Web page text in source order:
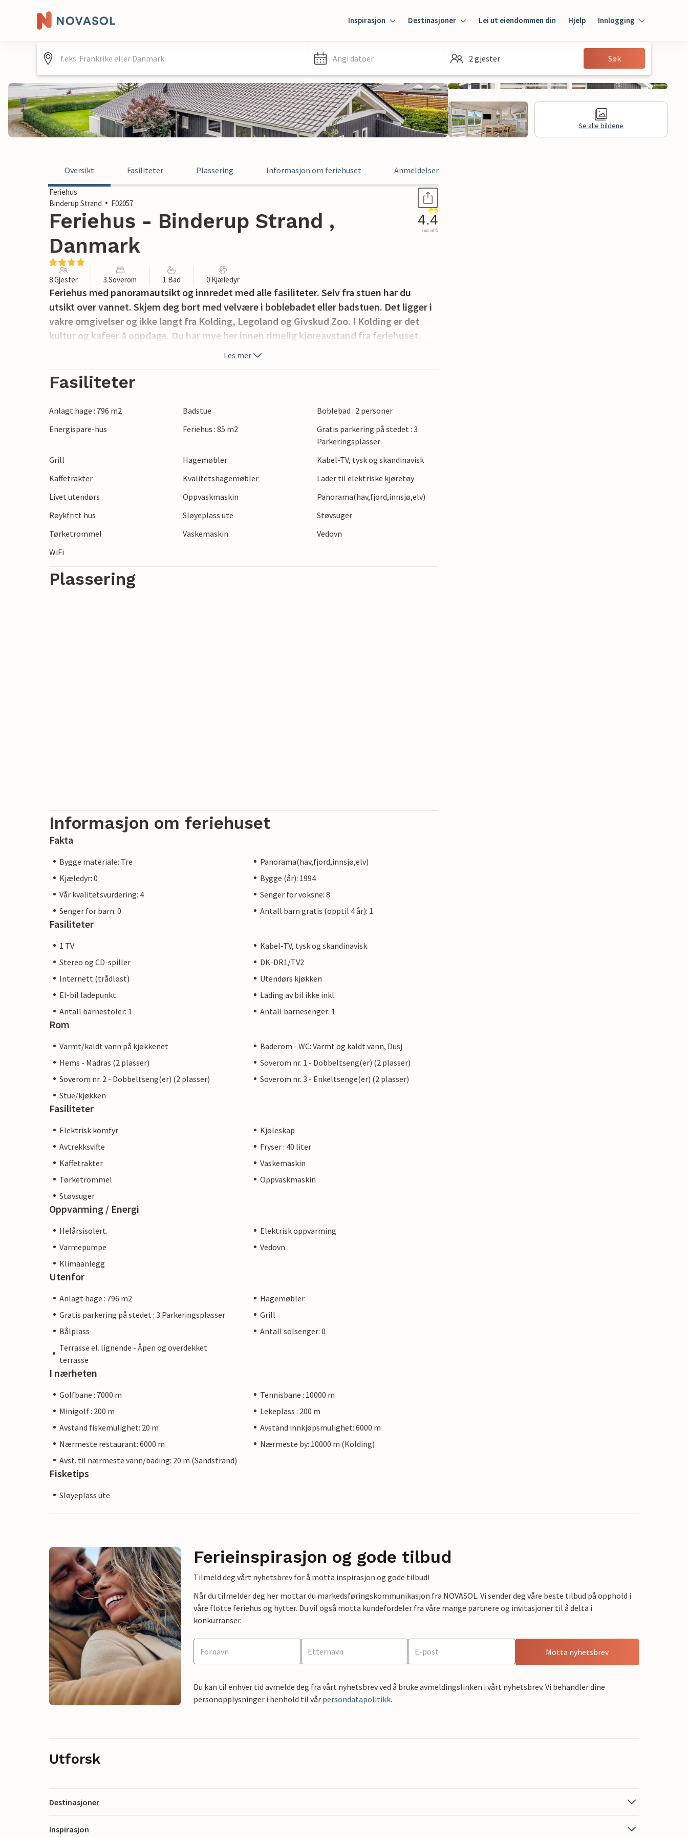
Inspirasjon Destinasjoner Lei ut eiendommen din Hjelp Innlogging
Innlogging
Gjest
Angi datoer 2 gjester Søk
Se alle bildene
Oversikt Fasiliteter Plassering Informasjon om feriehuset Anmeldelser
Feriehus
Binderup Strand
F02057
Feriehus - Binderup Strand ,
Danmark
4.4
out of 5
8 Gjester 3 Soverom 1 Bad 0 Kjæledyr
Feriehus med panoramautsikt og innredet med alle fasiliteter. Selv fra stuen har du
utsikt over vannet. Skjem deg bort med velvære i boblebadet eller badstuen. Det ligger i
vakre omgivelser og ikke langt fra Kolding, Legoland og Givskud Zoo. I Kolding er det
kultur og kafeer å oppdage. Du har mye her innen rimelig kjøreavstand fra feriehuset.
Les mer
Fasiliteter
Anlagt hage : 796 m2 Badstue
Boblebad : 2 personer
Energispare-hus
Feriehus : 85 m2
Gratis parkering på stedet : 3
Parkeringsplasser
Grill
Hagemøbler
Kabel-TV, tysk og skandinavisk
Kaffetrakter
Kvalitetshagemøbler
Lader til elektriske kjøretøy
Livet utendørs
Oppvaskmaskin
Panorama(hav,fjord,innsjø,elv)
Røykfritt hus
Sløyeplass ute
Støvsuger
Tørketrommel
Vaskemaskin
Vedovn
WiFi
Plassering
Informasjon om feriehuset
Fakta
Bygge materiale: Tre
Panorama(hav,fjord,innsjø,elv)
Kjæledyr: 0
Bygge (år): 1994
Vår kvalitetsvurdering: 4
Senger for voksne: 8
Senger for barn: 0
Antall barn gratis (opptil 4 år): 1
Fasiliteter
1 TV
Kabel-TV, tysk og skandinavisk
Stereo og CD-spiller
DK-DR1/TV2
Internett (trådløst)
Utendørs kjøkken
El-bil ladepunkt
Lading av bil ikke inkl.
Antall barnestoler: 1
Antall barnesenger: 1
Rom
Varmt/kaldt vann på kjøkkenet
Baderom - WC: Varmt og kaldt vann, Dusj
Hems - Madras (2 plasser)
Soverom nr. 1 - Dobbeltseng(er) (2 plasser)
Soverom nr. 2 - Dobbeltseng(er) (2 plasser)
Soverom nr. 3 - Enkeltsenge(er) (2 plasser)
Stue/kjøkken
Fasiliteter
Elektrisk komfyr
Kjøleskap
Avtrekksvifte
Fryser : 40 liter
Kaffetrakter
Vaskemaskin
Tørketrommel
Oppvaskmaskin
Støvsuger
Oppvarming / Energi
Helårsisolert.
Elektrisk oppvarming
Varmepumpe
Vedovn
Klimaanlegg
Utenfor
Anlagt hage : 796 m2
Hagemøbler
Gratis parkering på stedet : 3 Parkeringsplasser
Grill
Bålplass
Antall solsenger: 0
Terrasse el. lignende - Åpen og overdekket
terrasse
I nærheten
Golfbane : 7000 m
Tennisbane : 10000 m
Minigolf : 200 m
Lekeplass : 200 m
Avstand fiskemulighet: 20 m
Avstand innkjøpsmulighet: 6000 m
Nærmeste restaurant: 6000 m
Nærmeste by: 10000 m (Kolding)
Avst. til nærmeste vann/bading: 20 m (Sandstrand)
Fisketips
Sløyeplass ute
Ferieinspirasjon og gode tilbud
Tilmeld deg vårt nyhetsbrev for å motta inspirasjon og gode tilbud!
Når du tilmelder deg her mottar du markedsføringskommunikasjon fra NOVASOL. Vi sender deg våre beste tilbud på opphold i
våre flotte feriehus og hytter. Du vil også motta kundefordeler fra våre mange partnere og invitasjoner til å delta i
konkurranser.
Motta nyhetsbrev
Du kan til enhver tid avmelde deg fra vårt nyhetsbrev ved å bruke avmeldingslinken i vårt nyhetsbrev. Vi behandler dine
personopplysninger i henhold til vår persondatapolitikk.
Utforsk
Destinasjoner
Inspirasjon